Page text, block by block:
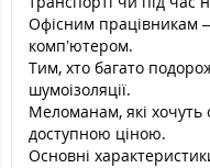
Офісним працівникам
комп’ютером.
Тим, хто багато
шумоізоляції.
Меломанам, які хочуть
доступною ціною.
Основні